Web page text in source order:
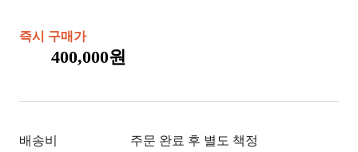
즉시 구매가
400,000원
배송비 주문 완료 후 별도 책정